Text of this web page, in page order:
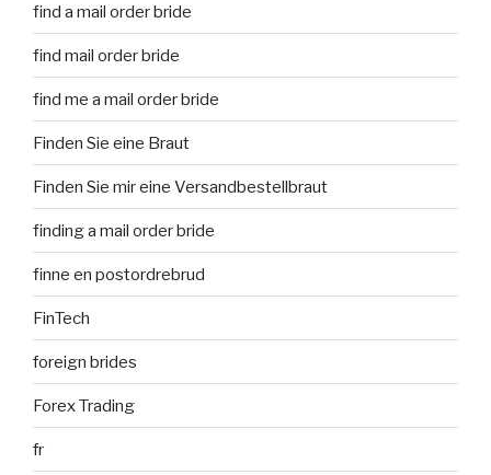
find a mail order bride
find mail order bride
find me a mail order bride
Finden Sie eine Braut
Finden Sie mir eine Versandbestellbraut
finding a mail order bride
finne en postordrebrud
FinTech
foreign brides
Forex Trading
fr